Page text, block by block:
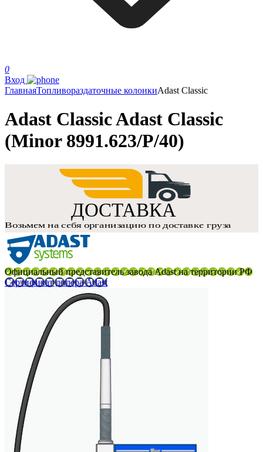
0
Вход
ГлавнаяТопливораздаточные колонкиAdast Classic
Adast Classic Adast Classic
(Minor 8991.623/P/40)
Официальный представитель завода Adast на территории РФ
Сертификат дилера Adast